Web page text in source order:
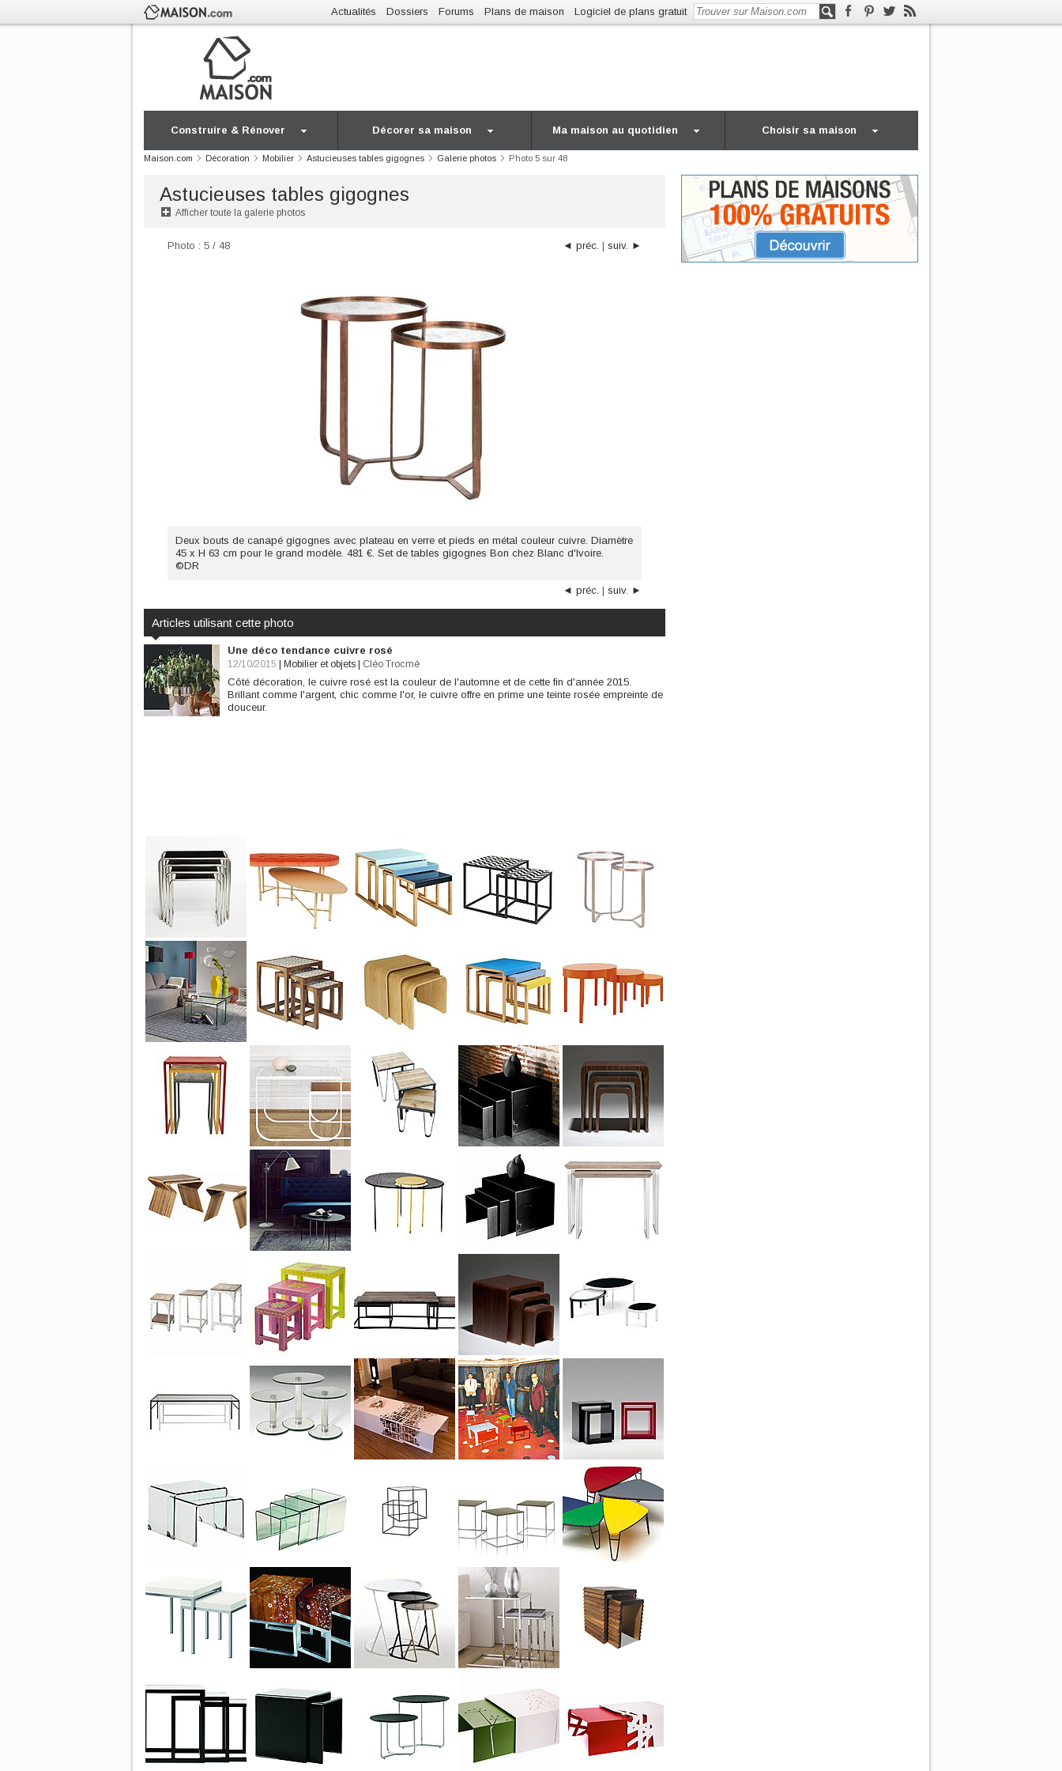
Actualités Dossiers Forums Plans de maison Logiciel de plans gratuit
Construire & Rénover Décorer sa maison Ma maison au quotidien Choisir sa maison
Maison.com Décoration Mobilier Astucieuses tables gigognes Galerie photos Photo 5 sur 48
Astucieuses tables gigognes
Afficher toute la galerie photos
◄ préc. | suiv. ►
Photo : 5 / 48
Deux bouts de canapé gigognes avec plateau en verre et pieds en métal couleur cuivre. Diamètre
45 x H 63 cm pour le grand modèle. 481 €. Set de tables gigognes Bon chez Blanc d'Ivoire.
©DR
◄ préc. | suiv. ►
Articles utilisant cette photo
Une déco tendance cuivre rosé
12/10/2015 Mobilier et objets Cléo Trocmé
Côté décoration, le cuivre rosé est la couleur de l'automne et de cette fin d'année 2015.
Brillant comme l'argent, chic comme l'or, le cuivre offre en prime une teinte rosée empreinte de
douceur.